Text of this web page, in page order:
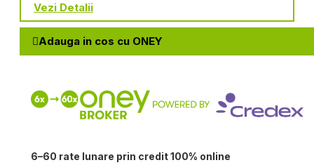
Vezi Detalii
Adauga in cos cu ONEY
6–60 rate lunare prin credit 100% online